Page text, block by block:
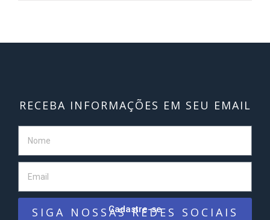
RECEBA INFORMAÇÕES EM SEU EMAIL
Cadastre-se
SIGA NOSSAS REDES SOCIAIS